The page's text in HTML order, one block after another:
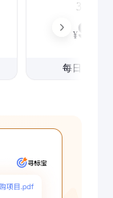
3个月
¥99
每日仅1.08元